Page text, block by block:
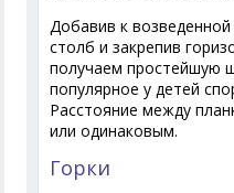
Добавив к
столб и закрепив
получаем простейшую
популярное у детей
Расстояние между
или одинаковым.
Горки